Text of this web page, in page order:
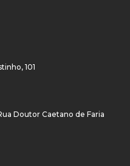
101
Doutor Caetano de Faria